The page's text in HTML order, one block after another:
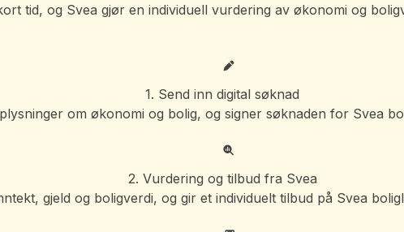
tid, og Svea gjør en individuell vurdering av økonomi og
1. Send inn digital søknad
om økonomi og bolig, og signer søknaden for Svea
2. Vurdering og tilbud fra Svea
gjeld og boligverdi, og gir et individuelt tilbud på Svea